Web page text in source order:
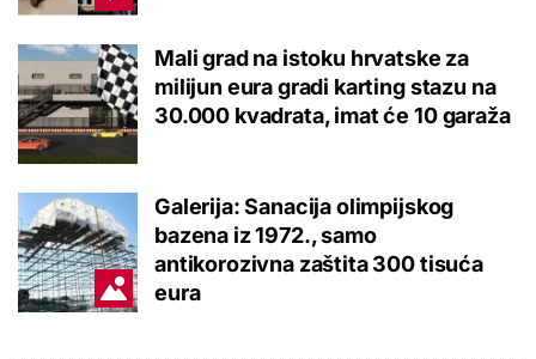
Mali grad na istoku hrvatske za
milijun eura gradi karting stazu na
30.000 kvadrata, imat će 10 garaža
Galerija: Sanacija olimpijskog
bazena iz 1972., samo
antikorozivna zaštita 300 tisuća
eura